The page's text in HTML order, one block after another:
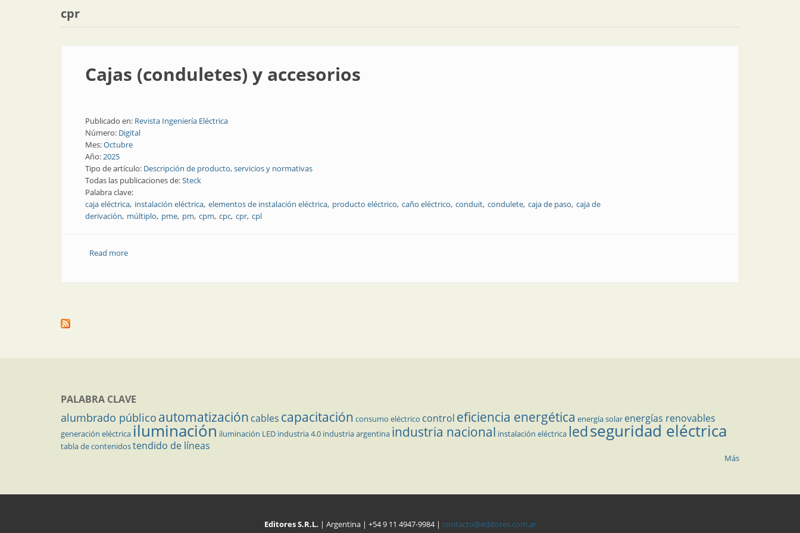
cpr
Cajas (conduletes) y accesorios
Publicado en: Revista Ingeniería Eléctrica
Número: Digital
Mes:Octubre
Año:2025
Tipo de artículo: Descripción de producto, servicios y normativas
Todas las publicaciones de:Steck
Palabra clave:
caja eléctrica instalación eléctrica elementos de instalación eléctrica producto eléctrico caño eléctrico conduit condulete caja de paso caja de
derivación múltiplo pme pm cpm cpc cpr cpl
Read moreabout Cajas (conduletes) y accesorios
PALABRA CLAVE
alumbrado público automatización cables capacitación consumo eléctrico control eficiencia energética energía solar energías renovables
generación eléctrica iluminación iluminación LED industria 4.0 industria argentina industria nacional instalación eléctrica ledseguridad eléctrica
tabla de contenidostendido de líneas
Más
Editores S.R.L. | Argentina | +54 9 11 4947-9984 | contacto@editores.com.ar